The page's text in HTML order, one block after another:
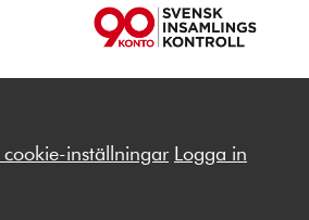
inställningar Logga in